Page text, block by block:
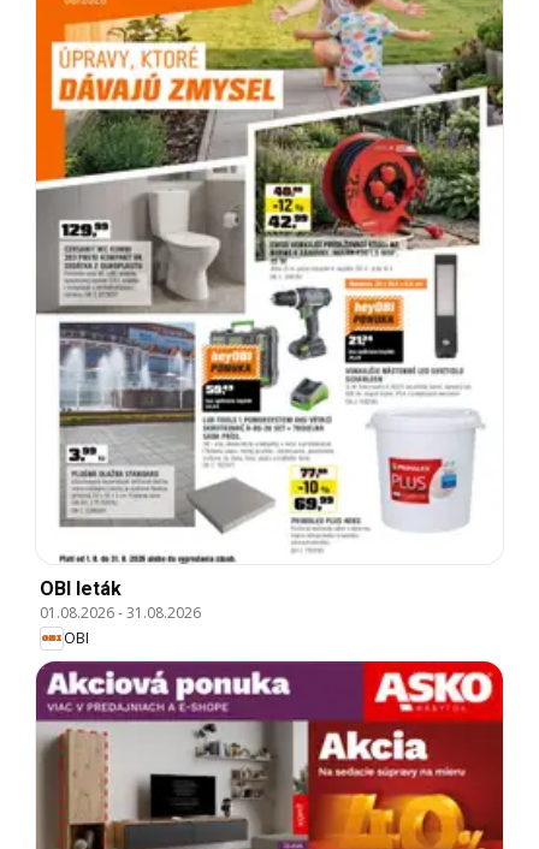
OBI leták
01.08.2026-31.08.2026
OBI